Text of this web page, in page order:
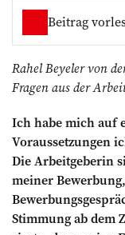
Beitrag
Rahel Beyeler von
Fragen aus der
Ich habe mich auf
Voraussetzungen
Die Arbeitgeberin
meiner
Stimmung ab